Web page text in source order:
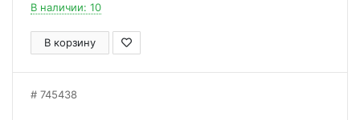
В наличии: 10
В корзину
745438